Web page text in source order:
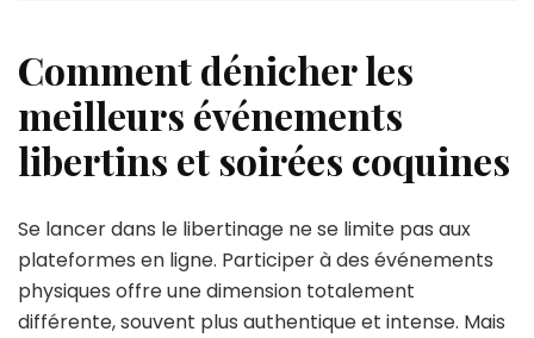
Comment dénicher les
meilleurs événements
libertins et soirées coquines
Se lancer dans le libertinage ne se limite pas aux
plateformes en ligne. Participer à des événements
physiques offre une dimension totalement
différente, souvent plus authentique et intense. Mais